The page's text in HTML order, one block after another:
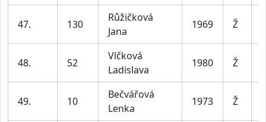
47. 130
Růžičková
Jana
1969 Ž
48. 52
Vlčková
Ladislava
1980 Ž
49. 10
Bečvářová
Lenka
1973 Ž